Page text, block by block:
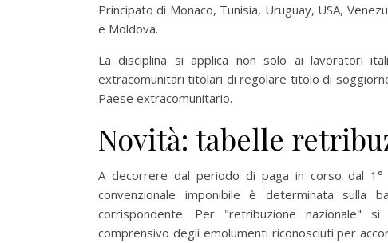
Principato di Monaco, Tunisia, Uruguay, USA,
e Moldova.
La disciplina si applica non solo ai lavoratori
extracomunitari titolari di regolare titolo di
Paese extracomunitario.
Novità: tabelle
A decorrere dal periodo di paga in corso dal
convenzionale imponibile è determinata sulla
corrispondente. Per "retribuzione nazionale"
comprensivo degli emolumenti riconosciuti per